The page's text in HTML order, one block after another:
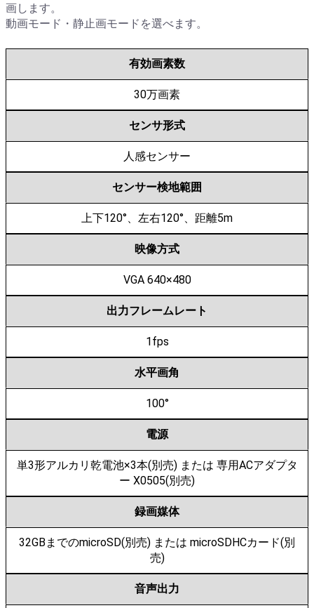
画します。
動画モード・静止画モードを選べます。
有効画素数
30万画素
センサ形式
人感センサー
センサー検地範囲
上下120°、左右120°、距離5m
映像方式
VGA 640×480
出力フレームレート
1fps
水平画角
100°
電源
単3形アルカリ乾電池×3本(別売) または 専用ACアダプタ
ー X0505(別売)
録画媒体
32GBまでのmicroSD(別売) または microSDHCカード(別
売)
音声出力